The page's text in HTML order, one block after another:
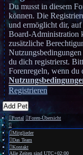
Du musst in diesem
können. Die
und ermöglicht dir,
Board-Administration
zusätzliche
du dich registrierst.
Forenregeln, wenn du
Registrieren
Add Pet
Portal Foren-Übersicht
Mitglieder
Das Team
Kontakt
Alle Zeiten sind UTC+02:00